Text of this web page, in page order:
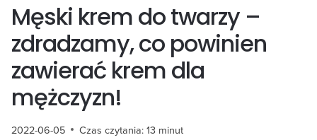
Męski krem do twarzy –
zdradzamy, co powinien
zawierać krem dla
mężczyzn!
2022-06-05 Czas czytania:13 minut